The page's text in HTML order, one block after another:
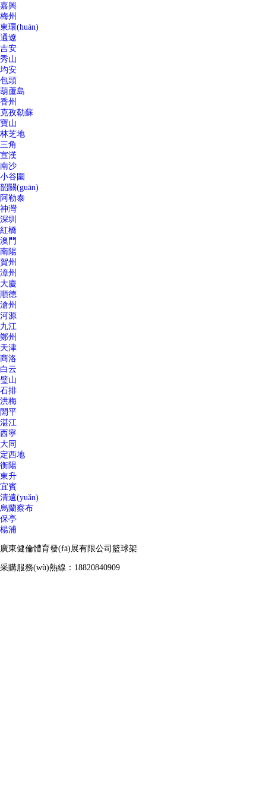
嘉興
梅州
東環(huán)
通遼
吉安
秀山
均安
包頭
葫蘆島
香州
克孜勒蘇
寶山
林芝地
三角
宣漢
南沙
小谷圍
韶關(guān)
阿勒泰
神灣
深圳
紅橋
澳門
南陽
賀州
漳州
大慶
順德
滄州
河源
九江
鄭州
天津
商洛
白云
璧山
石排
洪梅
開平
湛江
西寧
大同
定西地
衡陽
東升
宜賓
清遠(yuǎn)
烏蘭察布
保亭
楊浦
廣東健倫體育發(fā)展有限公司籃球架
采購服務(wù)熱線：18820840909